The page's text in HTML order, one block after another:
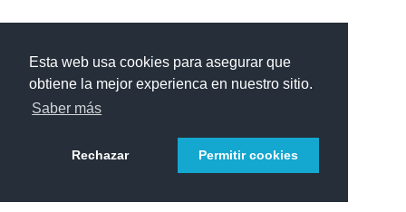
Esta web usa cookies para asegurar que
obtiene la mejor experienca en nuestro sitio.
Saber más
Rechazar Permitir cookies
Aviso de privacidad